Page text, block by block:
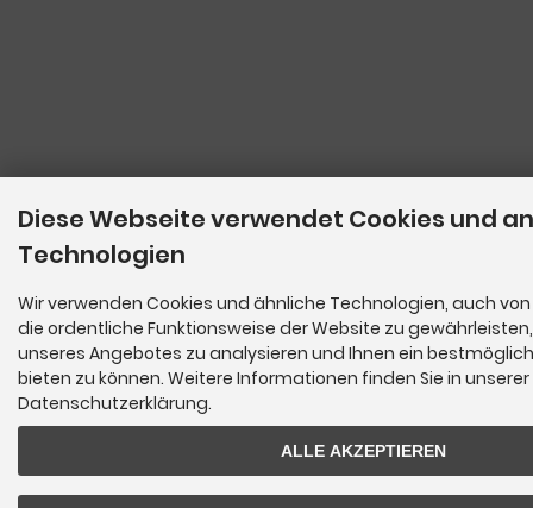
Diese Webseite verwendet Cookies und
Technologien
Wir verwenden Cookies und ähnliche Technologien, auch
die ordentliche Funktionsweise der Website zu
unseres Angebotes zu analysieren und Ihnen ein
bieten zu können. Weitere Informationen finden Sie in unserer
Datenschutzerklärung.
ALLE AKZEPTIEREN